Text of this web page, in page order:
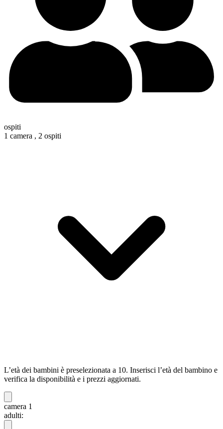
ospiti
1 camera , 2 ospiti
L’età dei bambini è preselezionata a 10. Inserisci l’età del bambino e
verifica la disponibilità e i prezzi aggiornati.
camera 1
adulti: